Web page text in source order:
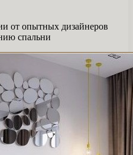
от опытных дизайнеров
спальни